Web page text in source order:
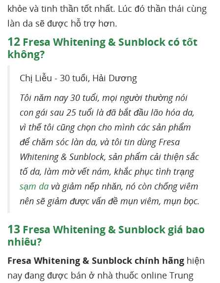
khỏe và tinh thần tốt nhất. Lúc đó thần thái cùng
làn da sẽ được hỗ trợ hơn.
12 Fresa Whitening & Sunblock có tốt
không?
Chị Liễu - 30 tuổi, Hải Dương
Tôi năm nay 30 tuổi, mọi người thường nói
con gái sau 25 tuổi là đã bắt đầu lão hóa da,
vì thế tôi cũng chọn cho mình các sản phẩm
để chăm sóc làn da, và tôi tin dùng Fresa
Whitening & Sunblock, sản phẩm cải thiện sắc
tố da, làm mờ vết nám, khắc phục tình trạng
sạm da và giảm nếp nhăn, nó còn chống viêm
nên sẽ giảm được vấn đề mụn viêm, mụn bọc.
13 Fresa Whitening & Sunblock giá bao
nhiêu?
Fresa Whitening & Sunblock chính hãng hiện
nay đang được bán ở nhà thuốc online Trung